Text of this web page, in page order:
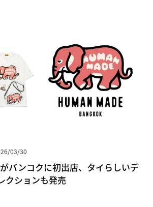
03/30
バンコクに初出店、タイらしいデ
クションも発売